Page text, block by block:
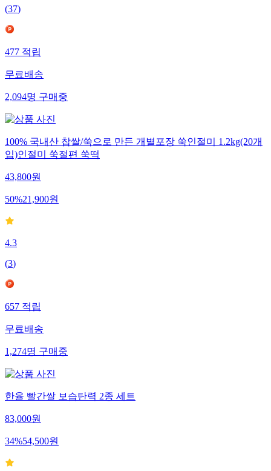
(37)
477적립
무료배송
2,094명구매중
100% 국내산 찹쌀/쑥으로 만든 개별포장 쑥인절미 1.2kg(20개
입)인절미 쑥절편 쑥떡
43,800원
50%21,900원
4.3
(3)
657적립
무료배송
1,274명구매중
한율 빨간쌀 보습탄력 2종 세트
83,000원
34%54,500원